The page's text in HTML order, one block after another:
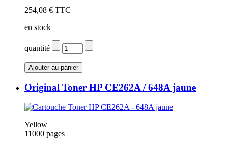
254,08 € TTC
en stock
quantité
Original Toner HP CE262A / 648A jaune
Yellow
11000 pages